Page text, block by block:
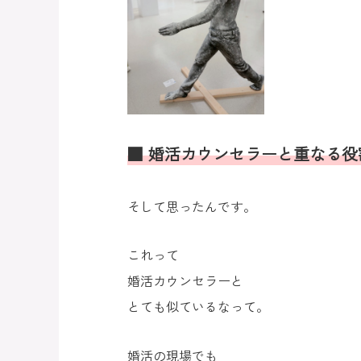
■ 婚活カウンセラーと重なる
そして思ったんです。
これって
婚活カウンセラーと
とても似ているなって。
婚活の現場でも